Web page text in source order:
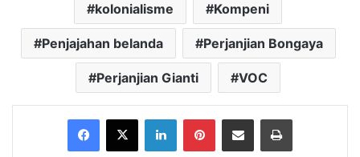
kolonialisme Kompeni
Penjajahan belanda Perjanjian Bongaya
Perjanjian Gianti VOC
Facebook
X LinkedInPinterestShare via Email Print